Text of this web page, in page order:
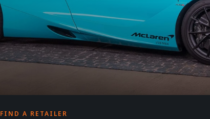
FIND A RETAILER